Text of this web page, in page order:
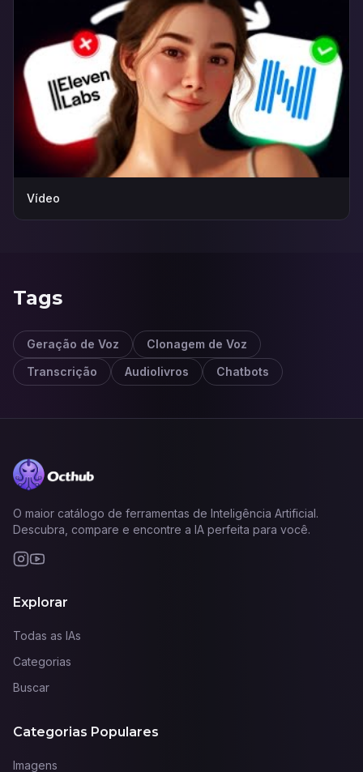
Vídeo
Tags
Geração de Voz
Clonagem de Voz
Transcrição
Audiolivros Chatbots
O maior catálogo de ferramentas de Inteligência Artificial.
Descubra, compare e encontre a IA perfeita para você.
Explorar
Todas as IAs
Categorias
Buscar
Categorias Populares
Imagens